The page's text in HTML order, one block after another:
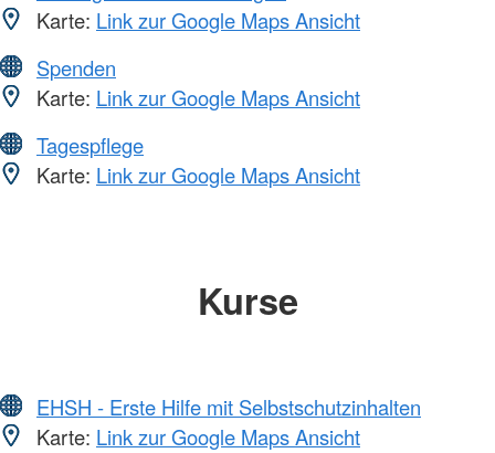
Karte: Link zur Google Maps Ansicht
Spenden
Karte: Link zur Google Maps Ansicht
Tagespflege
Karte: Link zur Google Maps Ansicht
Kurse
EHSH - Erste Hilfe mit Selbstschutzinhalten
Karte: Link zur Google Maps Ansicht